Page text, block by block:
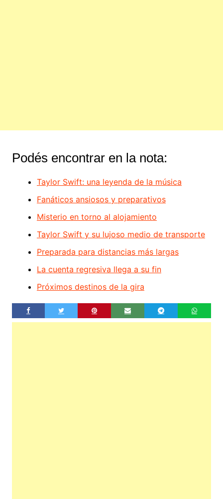
Podés encontrar en la nota:
Taylor Swift: una leyenda de la música
Fanáticos ansiosos y preparativos
Misterio en torno al alojamiento
Taylor Swift y su lujoso medio de transporte
Preparada para distancias más largas
La cuenta regresiva llega a su fin
Próximos destinos de la gira